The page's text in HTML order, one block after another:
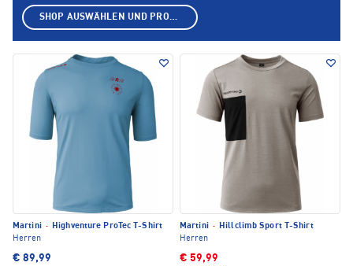
Martini · Highventure ProTec T-Shirt
Herren
€ 89,99
Martini · Hillclimb Sport T-Shirt
Herren
€ 59,99
SHOP AUSWÄHLEN UND PRODUKTE ANZEIGEN